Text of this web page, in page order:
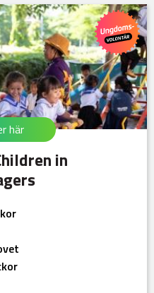
in
här